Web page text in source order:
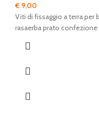
€ 9,00
Viti di fissaggio a terra per
rasaerba prato